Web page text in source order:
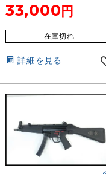
33,000
在庫切れ
詳細を見る